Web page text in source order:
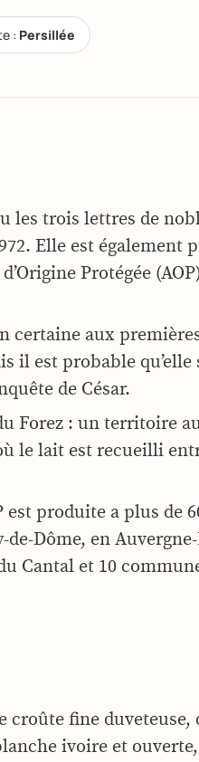
: Persillée
les trois lettres de
Elle est également
Protégée
certaine aux
il est probable qu’elle
de César.
Forez : un territoire
le lait est recueilli
est produite a plus de
de-Dôme, en
Cantal et 10
croûte fine duveteuse,
ivoire et